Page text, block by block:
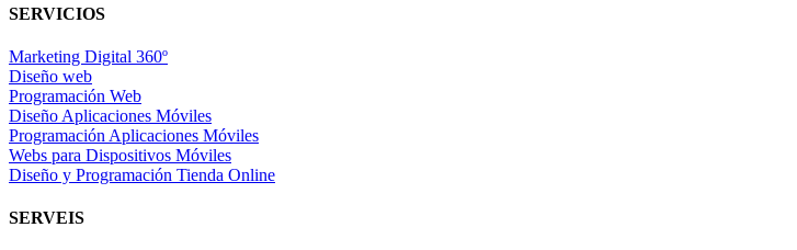
SERVICIOS
Marketing Digital 360º
Diseño web
Programación Web
Diseño Aplicaciones Móviles
Programación Aplicaciones Móviles
Webs para Dispositivos Móviles
Diseño y Programación Tienda Online
SERVEIS